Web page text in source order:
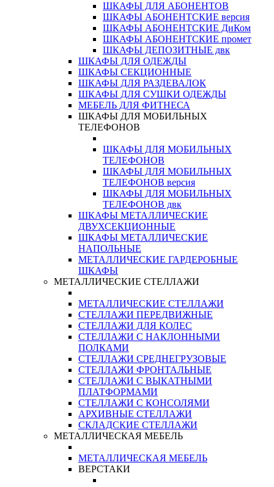
ШКАФЫ ДЛЯ АБОНЕНТОВ
ШКАФЫ АБОНЕНТСКИЕ версия
ШКАФЫ АБОНЕНТСКИЕ ДиКом
ШКАФЫ АБОНЕНТСКИЕ промет
ШКАФЫ ДЕПОЗИТНЫЕ двк
ШКАФЫ ДЛЯ ОДЕЖДЫ
ШКАФЫ СЕКЦИОННЫЕ
ШКАФЫ ДЛЯ РАЗДЕВАЛОК
ШКАФЫ ДЛЯ СУШКИ ОДЕЖДЫ
МЕБЕЛЬ ДЛЯ ФИТНЕСА
ШКАФЫ ДЛЯ МОБИЛЬНЫХ
ТЕЛЕФОНОВ
ШКАФЫ ДЛЯ МОБИЛЬНЫХ
ТЕЛЕФОНОВ
ШКАФЫ ДЛЯ МОБИЛЬНЫХ
ТЕЛЕФОНОВ версия
ШКАФЫ ДЛЯ МОБИЛЬНЫХ
ТЕЛЕФОНОВ двк
ШКАФЫ МЕТАЛЛИЧЕСКИЕ
ДВУХСЕКЦИОННЫЕ
ШКАФЫ МЕТАЛЛИЧЕСКИЕ
НАПОЛЬНЫЕ
МЕТАЛЛИЧЕСКИЕ ГАРДЕРОБНЫЕ
ШКАФЫ
МЕТАЛЛИЧЕСКИЕ СТЕЛЛАЖИ
МЕТАЛЛИЧЕСКИЕ СТЕЛЛАЖИ
СТЕЛЛАЖИ ПЕРЕДВИЖНЫЕ
СТЕЛЛАЖИ ДЛЯ КОЛЕС
СТЕЛЛАЖИ С НАКЛОННЫМИ
ПОЛКАМИ
СТЕЛЛАЖИ СРЕДНЕГРУЗОВЫЕ
СТЕЛЛАЖИ ФРОНТАЛЬНЫЕ
СТЕЛЛАЖИ С ВЫКАТНЫМИ
ПЛАТФОРМАМИ
СТЕЛЛАЖИ С КОНСОЛЯМИ
АРХИВНЫЕ СТЕЛЛАЖИ
СКЛАДСКИЕ СТЕЛЛАЖИ
МЕТАЛЛИЧЕСКАЯ МЕБЕЛЬ
МЕТАЛЛИЧЕСКАЯ МЕБЕЛЬ
ВЕРСТАКИ